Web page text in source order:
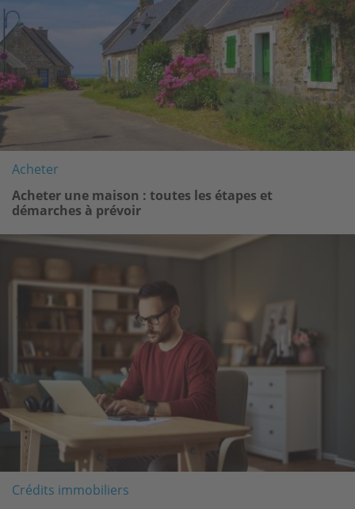
Acheter
Acheter une maison : toutes les étapes et
démarches à prévoir
Image
Crédits immobiliers